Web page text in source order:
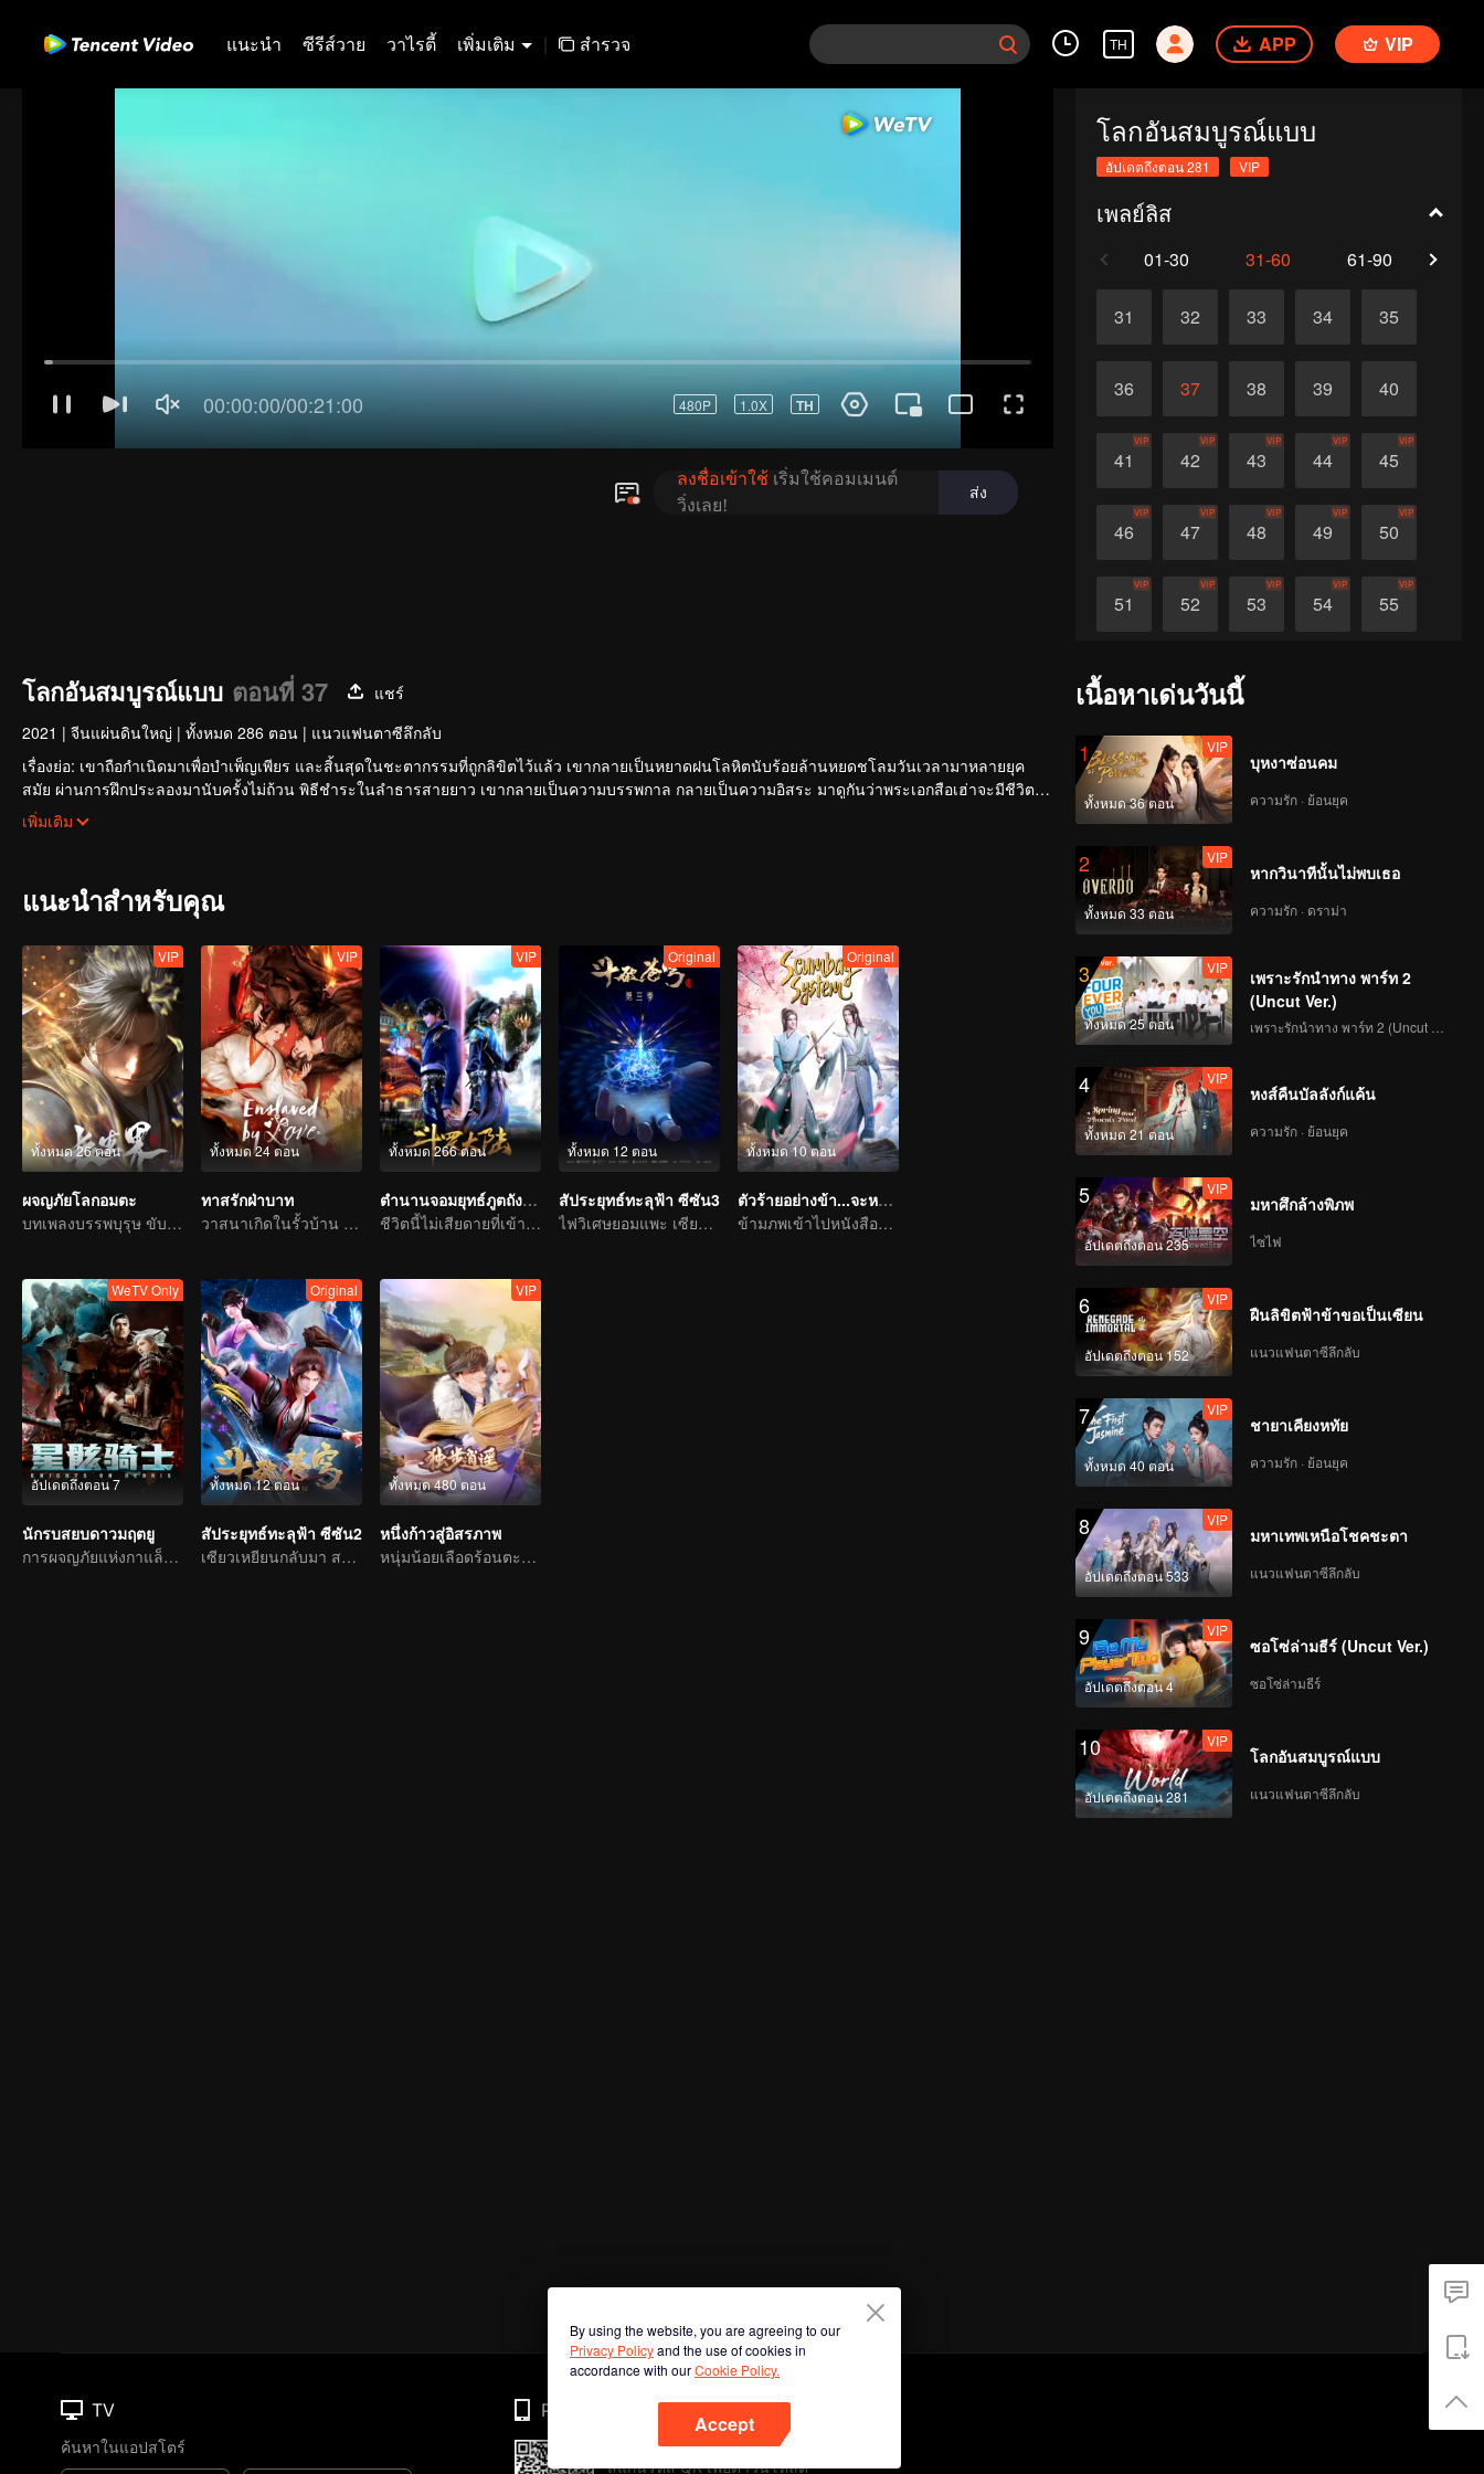
แนะนำ ซีรีส์วาย วาไรตี้ เพิ่มเติม | สำรวจ TH APP VIP
โลกอันสมบูรณ์แบบ
อัปเดตถึงตอน 281 VIP
เพลย์ลิส
01-30 31-60 61-90
31 32 33 34 35
36 37 38 39 40
41
VIP
42
VIP
43
VIP
44
VIP
45
VIP
46
VIP
47
VIP
48
VIP
49
VIP
50
VIP
51
VIP
52
VIP
53
VIP
54
VIP
55
VIP
โลกอันสมบูรณ์แบบ ตอนที่ 37
แชร์
2021 | จีนแผ่นดินใหญ่ | ทั้งหมด 286 ตอน | แนวแฟนตาซีลึกลับ
เรื่องย่อ: เขาถือกำเนิดมาเพื่อบำเพ็ญเพียร และสิ้นสุดในชะตากรรมที่ถูกลิขิตไว้แล้ว เขากลายเป็นหยาดฝนโลหิตนับร้อยล้านหยดชโลมวันเวลามาหลายยุค
สมัย ผ่านการฝึกประลองมานับครั้งไม่ถ้วน พิธีชำระในลำธารสายยาว เขากลายเป็นความบรรพกาล กลายเป็นความอิสระ มาดูกันว่าพระเอกสือเฮ่าจะมีชีวิตที่
สว่างพร่างพราวและสร้างตำนานที่ไม่รู้จบอย่างไร
เพิ่มเติม
แนะนำสำหรับคุณ
ทั้งหมด 26 ตอน
VIP
ผจญภัยโลกอมตะ
บทเพลงบรรพบุรุษ ขับขานด้วยเลือดและน้ำตา
ทั้งหมด 24 ตอน
VIP
ทาสรักฝ่าบาท
วาสนาเกิดในรั้วบ้าน รักสลายที่ตำหนักบูรพา
ทั้งหมด 266 ตอน
VIP
ตำนานจอมยุทธ์ภูตถังซาน
ชีวิตนี้ไม่เสียดายที่เข้านิกายถัง
ทั้งหมด 12 ตอน
Original
สัประยุทธ์ทะลุฟ้า ซีซัน3
ไฟวิเศษยอมแพะ เซียวเหยียนรู้ซึ้งและใช้เป็นทักษะพุทธพิโรธบัวไฟ
ทั้งหมด 10 ตอน
Original
ตัวร้ายอย่างข้า...จะหนีเอาตัวรอดยังไงดี
ข้ามภพเข้าไปหนังสือและเป็นนาง(นาย)ร้ายและโหดร้ายทารุณต่อพระเอก
อัปเดตถึงตอน 7
WeTV Only
นักรบสยบดาวมฤตยู
การผจญภัยแห่งกาแล็กซี่: ศึกเลือดบนซากปรักหักพัง!
ทั้งหมด 12 ตอน
Original
สัประยุทธ์ทะลุฟ้า ซีซัน2
เซียวเหยียนกลับมา สถานการณ์ผันแปรอย่างคาดกันไม่ถึง
ทั้งหมด 480 ตอน
VIP
หนึ่งก้าวสู่อิสรภาพ
หนุ่มน้อยเลือดร้อนตะลุยโลกธุลีแดง
เนื้อหาเด่นวันนี้
1
ทั้งหมด 36 ตอน
VIP
บุหงาซ่อนคม
ความรัก · ย้อนยุค
2
ทั้งหมด 33 ตอน
VIP
หากวินาทีนั้นไม่พบเธอ
ความรัก · ดราม่า
3
ทั้งหมด 25 ตอน
VIP
เพราะรักนำทาง พาร์ท 2
(Uncut Ver.)
4
ทั้งหมด 21 ตอน
VIP
หงส์คืนบัลลังก์แค้น
ความรัก · ย้อนยุค
5
อัปเดตถึงตอน 235
VIP
มหาศึกล้างพิภพ
ไซไฟ
6
อัปเดตถึงตอน 152
VIP
ฝืนลิขิตฟ้าข้าขอเป็นเซียน
แนวแฟนตาซีลึกลับ
7
ทั้งหมด 40 ตอน
VIP
ชายาเคียงหทัย
ความรัก · ย้อนยุค
8
อัปเดตถึงตอน 533
VIP
มหาเทพเหนือโชคชะตา
แนวแฟนตาซีลึกลับ
9
อัปเดตถึงตอน 4
VIP
ซอโซ่ล่ามธีร์ (Uncut Ver.)
ซอโซ่ล่ามธีร์
10
อัปเดตถึงตอน 281
VIP
โลกอันสมบูรณ์แบบ
แนวแฟนตาซีลึกลับ
By using the website, you are agreeing to our
Privacy Policyand the use of cookies in
accordance with ourCookie Policy.
Accept
TV
ค้นหาในแอปสโตร์
Phone
สแกนรหัส QR เพื่อดาวน์โหลด